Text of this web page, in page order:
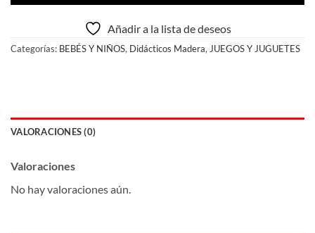
Añadir a la lista de deseos
Categorías: BEBÉS Y NIÑOS, Didácticos Madera, JUEGOS Y JUGUETES
VALORACIONES (0)
Valoraciones
No hay valoraciones aún.